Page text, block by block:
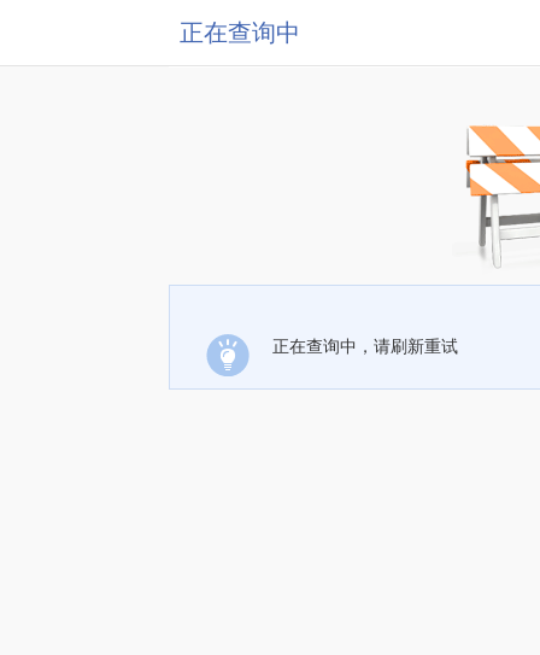
正在查询中
正在查询中，请刷新重试